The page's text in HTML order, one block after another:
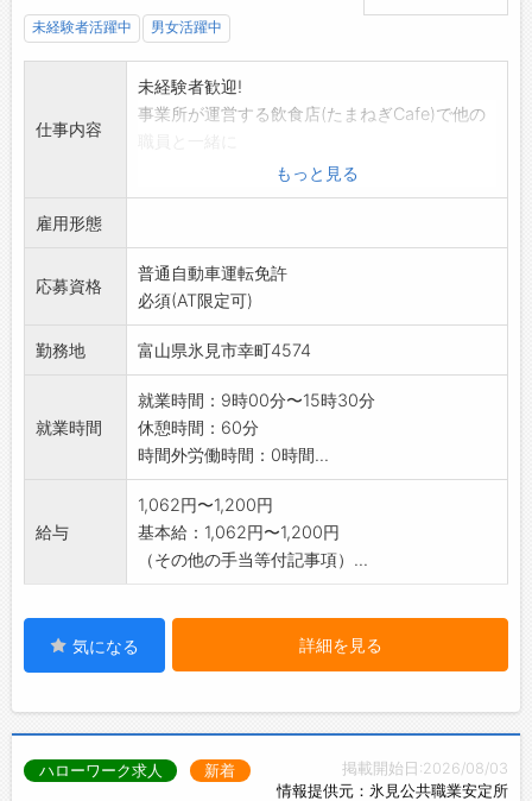
未経験者活躍中 男女活躍中
仕事内容
未経験者歓迎!
事業所が運営する飲食店(たまねぎCafe)で他の
調理業務を行って頂きます。障害のある人達も
共に働く職場です。
場合もあります。
社有車(AT車)使用
★ ★ 急 募 ★ ★
【変更範囲:会社の定める業務】
※面接希望の方はハローワークから『紹介状』
さい。
もっと見る
雇用形態
応募資格
普通自動車運転免許
必須(AT限定可)
勤務地 富山県氷見市幸町4574
就業時間
就業時間：9時00分〜15時30分
休憩時間：60分
時間外労働時間：0時間...
給与
1,062円〜1,200円
基本給：1,062円〜1,200円
（その他の手当等付記事項）...
気になる 詳細を見る
掲載開始日:2026/08/03
情報提供元：氷見公共職業安定所
ハローワーク求人 新着